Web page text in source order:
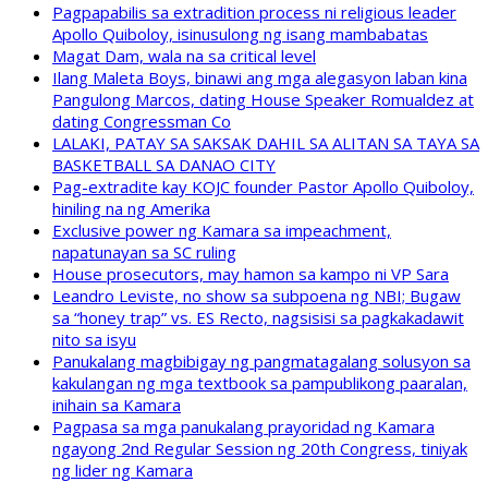
Pagpapabilis sa extradition process ni religious leader
Apollo Quiboloy, isinusulong ng isang mambabatas
Magat Dam, wala na sa critical level
Ilang Maleta Boys, binawi ang mga alegasyon laban kina
Pangulong Marcos, dating House Speaker Romualdez at
dating Congressman Co
LALAKI, PATAY SA SAKSAK DAHIL SA ALITAN SA TAYA SA
BASKETBALL SA DANAO CITY
Pag-extradite kay KOJC founder Pastor Apollo Quiboloy,
hiniling na ng Amerika
Exclusive power ng Kamara sa impeachment,
napatunayan sa SC ruling
House prosecutors, may hamon sa kampo ni VP Sara
Leandro Leviste, no show sa subpoena ng NBI; Bugaw
sa “honey trap” vs. ES Recto, nagsisisi sa pagkakadawit
nito sa isyu
Panukalang magbibigay ng pangmatagalang solusyon sa
kakulangan ng mga textbook sa pampublikong paaralan,
inihain sa Kamara
Pagpasa sa mga panukalang prayoridad ng Kamara
ngayong 2nd Regular Session ng 20th Congress, tiniyak
ng lider ng Kamara